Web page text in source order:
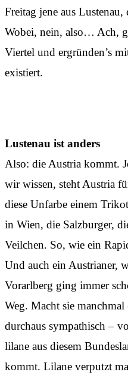
Freitag jene aus Lustenau,
Wobei, nein, also… Ach,
Viertel und ergründen’s
existiert.
Lustenau ist anders
Also: die Austria kommt.
wir wissen, steht Austria
diese Unfarbe einem
in Wien, die Salzburger,
Veilchen. So, wie ein
Und auch ein Austrianer,
Vorarlberg ging immer
Weg. Macht sie
durchaus sympathisch –
lilane aus diesem
kommt. Lilane verputzt